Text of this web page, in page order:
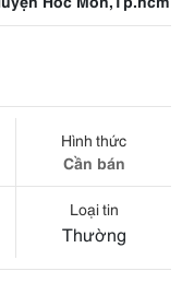
Hình thức
Cần bán
Loại tin
Thường